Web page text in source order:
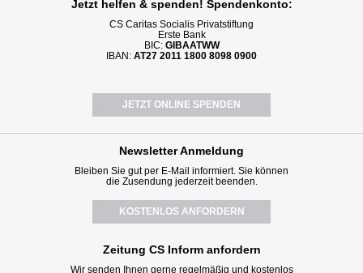
Jetzt helfen & spenden! Spendenkonto:
CS Caritas Socialis Privatstiftung
Erste Bank
BIC: GIBAATWW
IBAN: AT27 2011 1800 8098 0900
JETZT ONLINE SPENDEN
NewsletterAnmeldung
Bleiben Sie gut per E-Mail informiert. Sie können
die Zusendung jederzeit beenden.
KOSTENLOS ANFORDERN
Zeitung CS Inform anfordern
Wir senden Ihnen gerne regelmäßig und kostenlos